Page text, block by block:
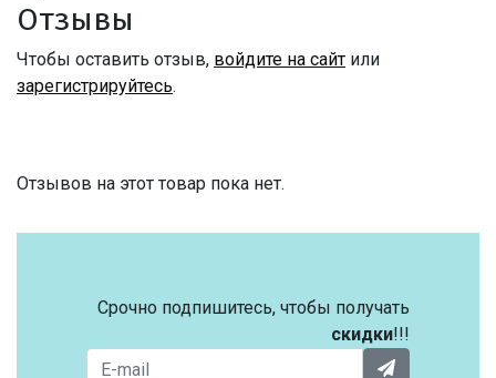
Отзывы
Чтобы оставить отзыв, войдите на сайт или
зарегистрируйтесь.
Отзывов на этот товар пока нет.
Срочно подпишитесь, чтобы получать
скидки!!!